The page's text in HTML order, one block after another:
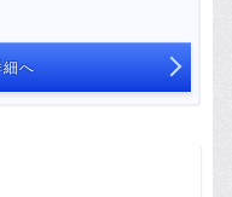
へ